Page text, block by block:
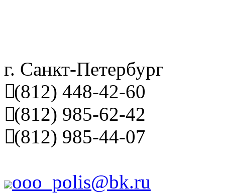
г. Санкт-Петербург
(812) 448-42-60
(812) 985-62-42
(812) 985-44-07
ooo_polis@bk.ru